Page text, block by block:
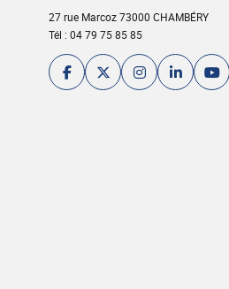
27 rue Marcoz 73000 CHAMBÉRY
Tél : 04 79 75 85 85